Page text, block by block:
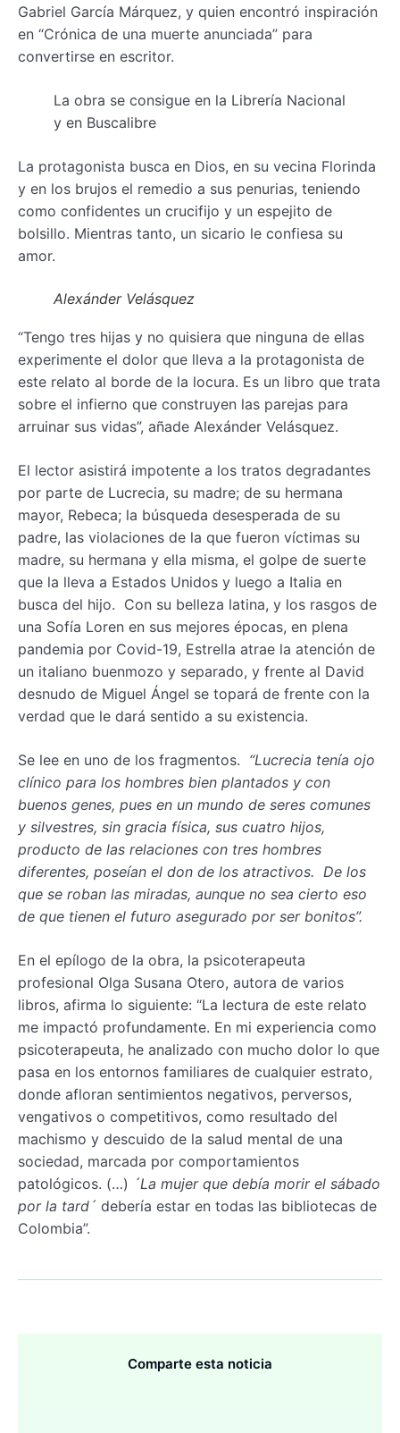
Gabriel García Márquez, y quien encontró inspiración
en “Crónica de una muerte anunciada” para
convertirse en escritor.
La obra se consigue en la Librería Nacional
y en Buscalibre
La protagonista busca en Dios, en su vecina Florinda
y en los brujos el remedio a sus penurias, teniendo
como confidentes un crucifijo y un espejito de
bolsillo. Mientras tanto, un sicario le confiesa su
amor.
Alexánder Velásquez
“Tengo tres hijas y no quisiera que ninguna de ellas
experimente el dolor que lleva a la protagonista de
este relato al borde de la locura. Es un libro que trata
sobre el infierno que construyen las parejas para
arruinar sus vidas”, añade Alexánder Velásquez.
El lector asistirá impotente a los tratos degradantes
por parte de Lucrecia, su madre; de su hermana
mayor, Rebeca; la búsqueda desesperada de su
padre, las violaciones de la que fueron víctimas su
madre, su hermana y ella misma, el golpe de suerte
que la lleva a Estados Unidos y luego a Italia en
busca del hijo. Con su belleza latina, y los rasgos de
una Sofía Loren en sus mejores épocas, en plena
pandemia por Covid-19, Estrella atrae la atención de
un italiano buenmozo y separado, y frente al David
desnudo de Miguel Ángel se topará de frente con la
verdad que le dará sentido a su existencia.
Se lee en uno de los fragmentos. “Lucrecia tenía ojo
clínico para los hombres bien plantados y con
buenos genes, pues en un mundo de seres comunes
y silvestres, sin gracia física, sus cuatro hijos,
producto de las relaciones con tres hombres
diferentes, poseían el don de los atractivos. De los
que se roban las miradas, aunque no sea cierto eso
de que tienen el futuro asegurado por ser bonitos”.
En el epílogo de la obra, la psicoterapeuta
profesional Olga Susana Otero, autora de varios
libros, afirma lo siguiente: “La lectura de este relato
me impactó profundamente. En mi experiencia como
psicoterapeuta, he analizado con mucho dolor lo que
pasa en los entornos familiares de cualquier estrato,
donde afloran sentimientos negativos, perversos,
vengativos o competitivos, como resultado del
machismo y descuido de la salud mental de una
sociedad, marcada por comportamientos
patológicos. (…) ´La mujer que debía morir el sábado
por la tard´ debería estar en todas las bibliotecas de
Colombia”.
Comparte esta noticia